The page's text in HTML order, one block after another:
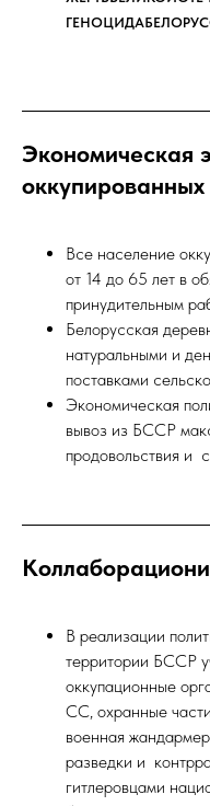
Экономическая
Все население
от 14 до 65 лет в
принудительным
Белорусская
натуральными и
поставками
Экономическая
вывоз из БССР
продовольствия и
В реализации
территории БССР
оккупационные
СС, охранные
военная
разведки и
гитлеровцами